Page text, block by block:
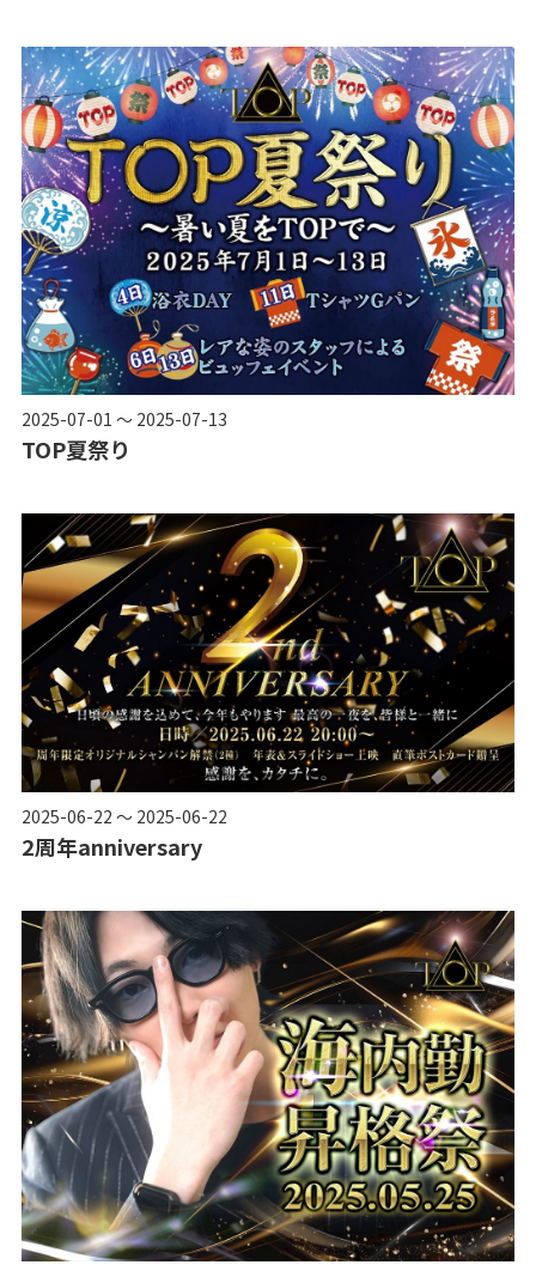
2025-07-01 ～ 2025-07-13
TOP夏祭り
2025-06-22 ～ 2025-06-22
2周年anniversary